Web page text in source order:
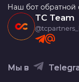
Наш бот
TC Team
Мы в